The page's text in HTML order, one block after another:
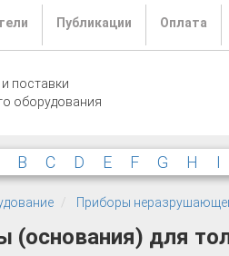
Публикации Оплата
поставки
оборудования
B C D E F G H I
Приборы
(основания) для